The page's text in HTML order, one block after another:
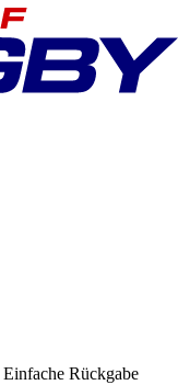
Einfache Rückgabe